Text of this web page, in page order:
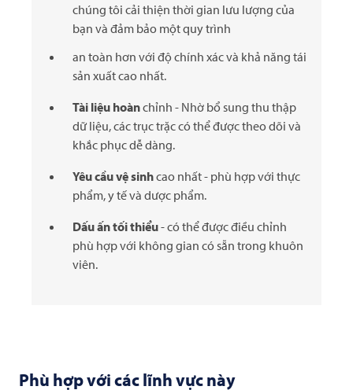
chúng tôi cải thiện thời gian lưu lượng của
bạn và đảm bảo một quy trình
an toàn hơn với độ chính xác và khả năng tái
sản xuất cao nhất.
Tài liệu hoànchỉnh - Nhờ bổ sung thu thập
dữ liệu, các trục trặc có thể được theo dõi và
khắc phục dễ dàng.
Yêu cầu vệ sinhcao nhất - phù hợp với thực
phẩm, y tế và dược phẩm.
Dấu ấn tối thiểu- có thể được điều chỉnh
phù hợp với không gian có sẵn trong khuôn
viên.
Phù hợp với các lĩnh vực này